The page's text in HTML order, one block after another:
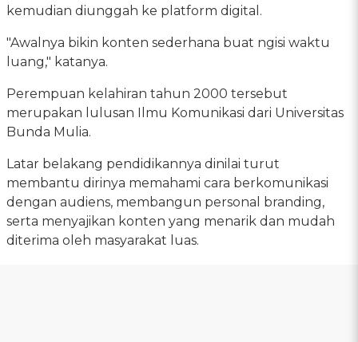
kemudian diunggah ke platform digital.
"Awalnya bikin konten sederhana buat ngisi waktu
luang," katanya.
Perempuan kelahiran tahun 2000 tersebut
merupakan lulusan Ilmu Komunikasi dari Universitas
Bunda Mulia.
Latar belakang pendidikannya dinilai turut
membantu dirinya memahami cara berkomunikasi
dengan audiens, membangun personal branding,
serta menyajikan konten yang menarik dan mudah
diterima oleh masyarakat luas.